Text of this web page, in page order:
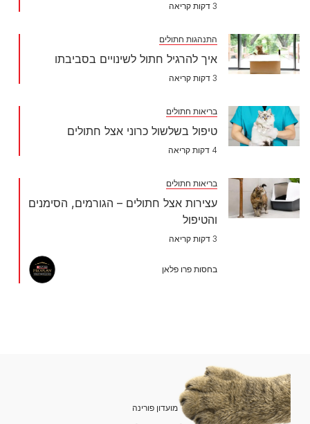
3 דקות קריאה
התנהגות חתולים
איך להרגיל חתול לשינויים בסביבתו
3 דקות קריאה
בריאות חתולים
טיפול בשלשול כרוני אצל חתולים
4 דקות קריאה
בריאות חתולים
עצירות אצל חתולים – הגורמים, הסימנים
והטיפול
3 דקות קריאה
בחסות פרו פלאן
מועדון פורינה